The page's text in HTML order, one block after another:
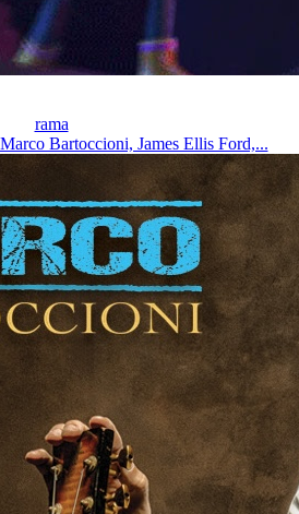
rama
Bartoccioni, James Ellis Ford,...